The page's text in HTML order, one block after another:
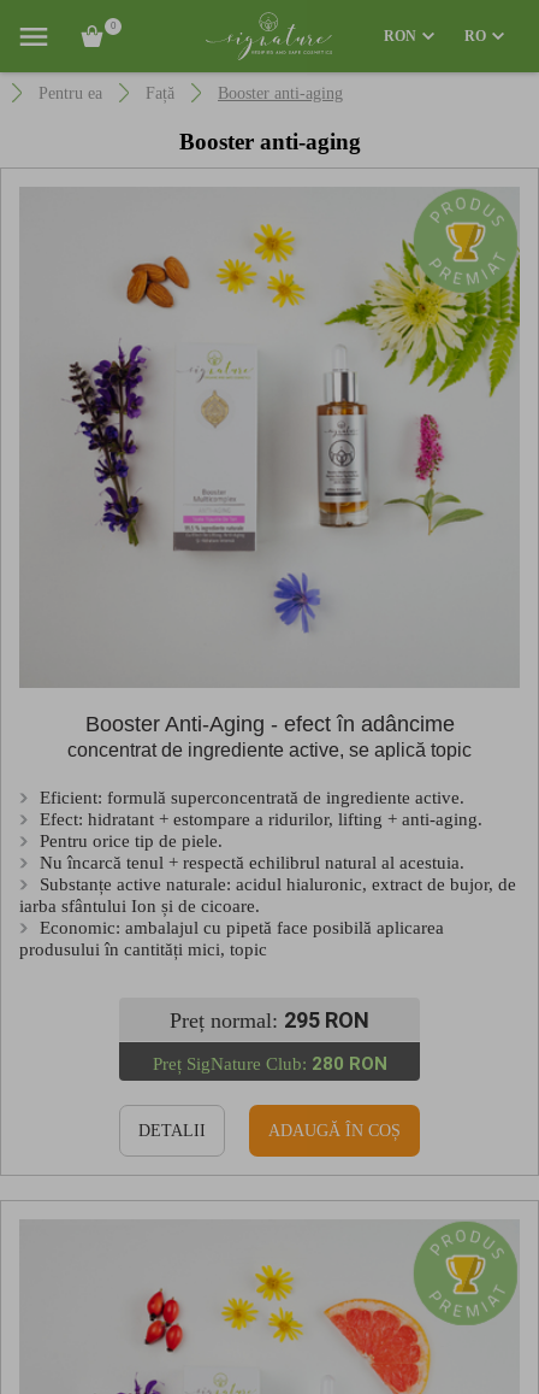
0
RON RO
Pentru ea Față Booster anti-aging
Booster anti-aging
Booster Anti-Aging - efect în adâncime
concentrat de ingrediente active, se aplică topic
Eficient: formulă superconcentrată de ingrediente active.
Efect: hidratant + estompare a ridurilor, lifting + anti-aging.
Pentru orice tip de piele.
Nu încarcă tenul + respectă echilibrul natural al acestuia.
Substanțe active naturale: acidul hialuronic, extract de bujor, de
iarba sfântului Ion și de cicoare.
Economic: ambalajul cu pipetă face posibilă aplicarea
produsului în cantități mici, topic
Preț normal: 295 RON
Preț SigNature Club: 280 RON
DETALII ADAUGĂ ÎN COȘ